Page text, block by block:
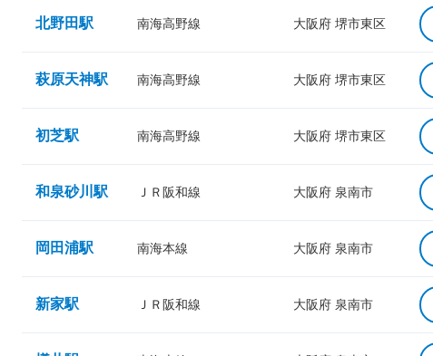
北野田駅 南海高野線 大阪府 堺市東区
萩原天神駅 南海高野線 大阪府 堺市東区
初芝駅 南海高野線 大阪府 堺市東区
和泉砂川駅 ＪＲ阪和線 大阪府 泉南市
岡田浦駅 南海本線 大阪府 泉南市
新家駅 ＪＲ阪和線 大阪府 泉南市